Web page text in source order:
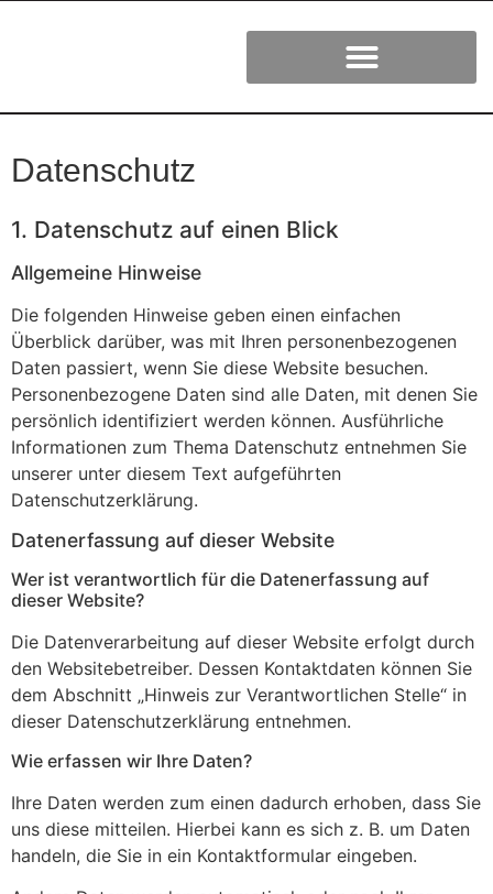
Datenschutz
1. Datenschutz auf einen Blick
Allgemeine Hinweise
Die folgenden Hinweise geben einen einfachen
Überblick darüber, was mit Ihren personenbezogenen
Daten passiert, wenn Sie diese Website besuchen.
Personenbezogene Daten sind alle Daten, mit denen Sie
persönlich identifiziert werden können. Ausführliche
Informationen zum Thema Datenschutz entnehmen Sie
unserer unter diesem Text aufgeführten
Datenschutzerklärung.
Datenerfassung auf dieser Website
Wer ist verantwortlich für die Datenerfassung auf
dieser Website?
Die Datenverarbeitung auf dieser Website erfolgt durch
den Websitebetreiber. Dessen Kontaktdaten können Sie
dem Abschnitt „Hinweis zur Verantwortlichen Stelle“ in
dieser Datenschutzerklärung entnehmen.
Wie erfassen wir Ihre Daten?
Ihre Daten werden zum einen dadurch erhoben, dass Sie
uns diese mitteilen. Hierbei kann es sich z. B. um Daten
handeln, die Sie in ein Kontaktformular eingeben.